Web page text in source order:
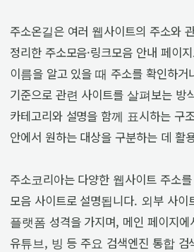
주소온길은 여러 웹사이트의 주소와
정리한 주소모음·링크모음 안내 페이
이름을 알고 있을 때 주소를 확인하거
기준으로 관련 사이트를 살펴보는 방
카테고리와 설명을 함께 표시하는 구
안에서 원하는 대상을 구분하는 데 활
주소코리아는 다양한 웹사이트 주소
모음 사이트로 설명됩니다. 외부 사이
플랫폼 성격을 가지며, 메인 페이지
유튜브, 빙 등 주요 검색엔진 통합 검